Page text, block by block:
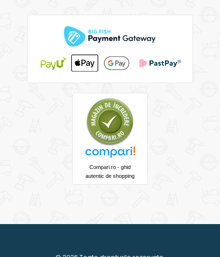
Compari.ro - ghid
autentic de shopping